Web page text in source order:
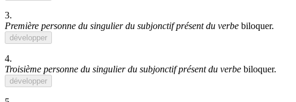
3.
Première personne du singulier du subjonctif présent du verbe biloquer.
développer
4.
Troisième personne du singulier du subjonctif présent du verbe biloquer.
développer